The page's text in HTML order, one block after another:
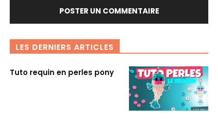
LES DERNIERS ARTICLES
Tuto requin en perles pony